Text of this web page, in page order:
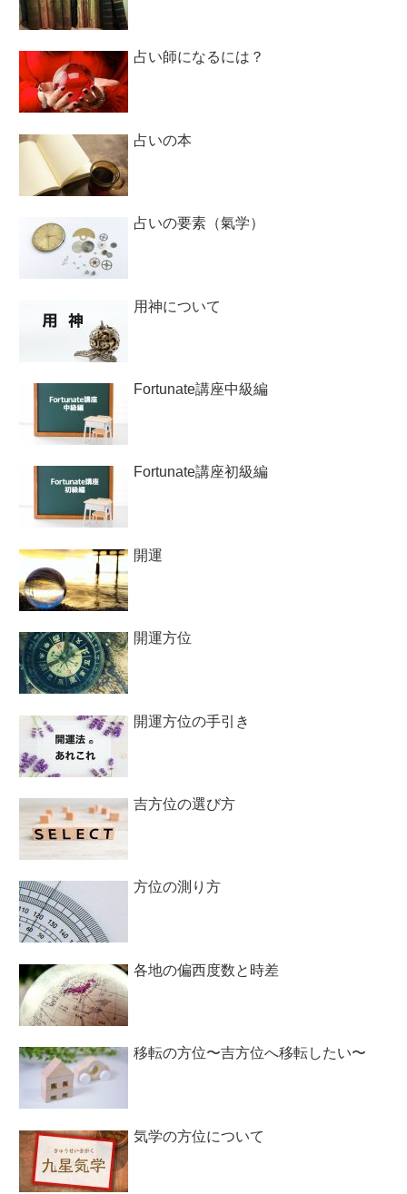
占い師になるには？
占いの本
占いの要素（氣学）
用神について
Fortunate講座中級編
Fortunate講座初級編
開運
開運方位
開運方位の手引き
吉方位の選び方
方位の測り方
各地の偏西度数と時差
移転の方位〜吉方位へ移転したい〜
気学の方位について